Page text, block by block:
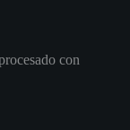
con